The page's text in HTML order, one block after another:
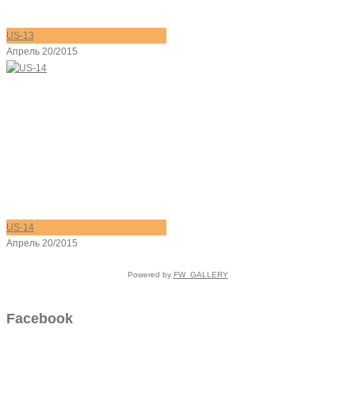
US-13
Апрель 20/2015
US-14
Апрель 20/2015
Powered by FW_GALLERY
Facebook